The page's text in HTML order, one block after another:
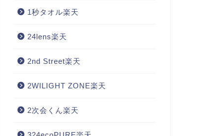
1秒タオル楽天
24lens楽天
2nd Street楽天
2WILIGHT ZONE楽天
2次会くん楽天